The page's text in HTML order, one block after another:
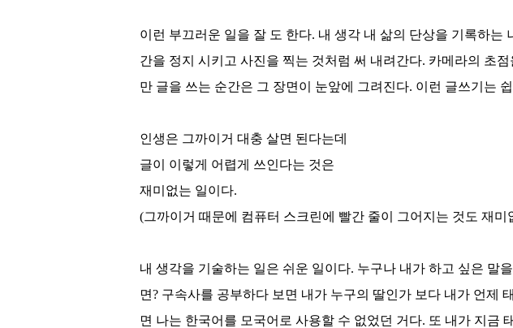
이런 부끄러운 일을 잘 도 한다. 내 생각 내 삶의 단상을 기록하는
간을 정지 시키고 사진을 찍는 것처럼 써 내려간다. 카메라의 초
만 글을 쓰는 순간은 그 장면이 눈앞에 그려진다. 이런 글쓰기는
인생은 그까이거 대충 살면 된다는데
글이 이렇게 어렵게 쓰인다는 것은
재미없는 일이다.
(그까이거 때문에 컴퓨터 스크린에 빨간 줄이 그어지는 것도 재미
내 생각을 기술하는 일은 쉬운 일이다. 누구나 내가 하고 싶은 말
면? 구속사를 공부하다 보면 내가 누구의 딸인가 보다 내가 언제
면 나는 한국어를 모국어로 사용할 수 없었던 거다. 또 내가 지금